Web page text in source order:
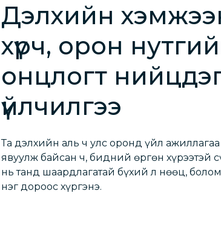
Дэлхийн
хүрч, орон
онцлогт
үйлчилгээ
Та дэлхийн аль ч улс оронд үйл ажиллагаа
явуулж байсан ч, бидний өргөн хүрээтэй
нь танд шаардлагатай бүхий л нөөц,
нэг дороос хүргэнэ.